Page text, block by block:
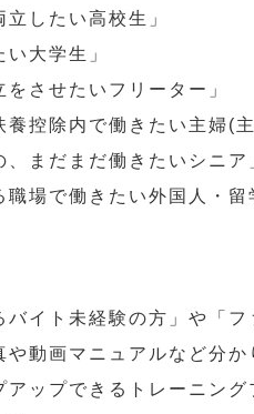
立したい高校生」
大学生」
をさせたいフリーター」
養控除内で働きたい主婦(主
、まだまだ働きたいシニア
職場で働きたい外国人・留
バイト未経験の方」や「
動画マニュアルなど分
アップできるトレーニン